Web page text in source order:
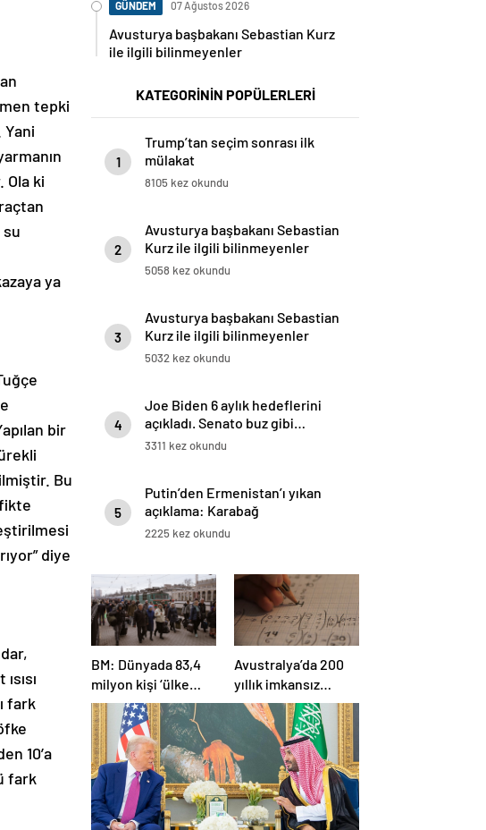
tepki
Yani
Ola ki
su
ya
bir
Bu
diye
fark
10’a
fark
GÜNDEM 07 Ağustos 2026
Avusturya başbakanı Sebastian Kurz
ile ilgili bilinmeyenler
KATEGORİNİN POPÜLERLERİ
1
Trump’tan seçim sonrası ilk
mülakat
8105 kez okundu
2
Avusturya başbakanı Sebastian
Kurz ile ilgili bilinmeyenler
5058 kez okundu
3
Avusturya başbakanı Sebastian
Kurz ile ilgili bilinmeyenler
5032 kez okundu
4
Joe Biden 6 aylık hedeflerini
açıkladı. Senato buz gibi…
3311 kez okundu
5
Putin’den Ermenistan’ı yıkan
açıklama: Karabağ
Azerbaycan’ın ayrılmaz bir
2225 kez okundu
BM: Dünyada 83,4
milyon kişi ‘ülke
içinde yerinden
edilmiş’ olarak
yaşıyor
Avustralya’da 200
yıllık imkansız
matematik
problemi çözüldü